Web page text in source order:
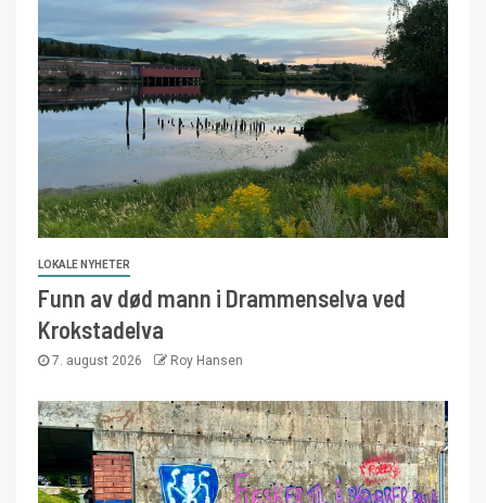
LOKALE NYHETER
Funn av død mann i Drammenselva ved
Krokstadelva
7. august 2026 Roy Hansen